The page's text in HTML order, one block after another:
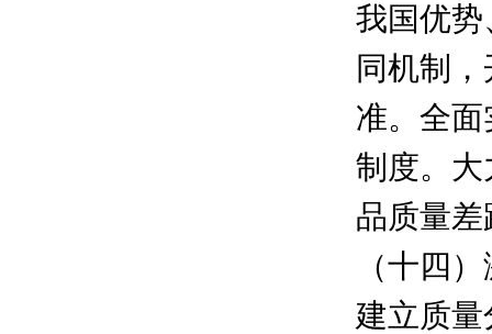
我国优
同机制
准。全
制度。大
品质量差
（十四
建立质